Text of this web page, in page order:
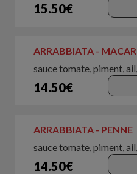
15.50€
ARRABBIATA -
sauce tomate, piment,
14.50€
ARRABBIATA - PENNE
sauce tomate, piment,
14.50€